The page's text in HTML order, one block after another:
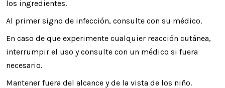
los ingredientes.
Al primer signo de infección, consulte con su médico.
En caso de que experimente cualquier reacción cutánea,
interrumpir el uso y consulte con un médico si fuera
necesario.
Mantener fuera del alcance y de la vista de los niño.